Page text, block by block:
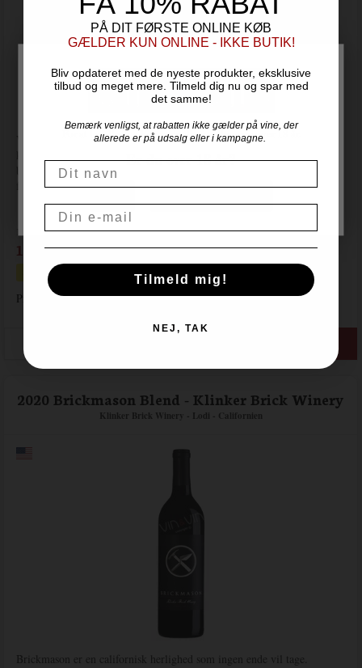
For at handle hos Vinogvin.dk skal du være over 18 år.
Er du over 18 år?
Vinen har en flot klar, intens rød farve, og duften er stor og
blommer, tobak og vanilje. En elegant smag med modne røde
frugter der komplementeres flot af syre der giver vinen karakter.
Pris ved 6 fl.
109,00DKK / fl.
Spar i alt 240,00 DKK
Pris pr. flaske kr. 149,00 DKK
2020 Brickmason Blend - Klinker Brick Winery
Klinker Brick Winery - Lodi - Californien
Brickmason er en californisk herlighed som ingen ende vil tage.
PÅ DIT FØRSTE ONLINE KØB
GÆLDER KUN ONLINE - IKKE BUTIK!
Bliv opdateret med de nyeste produkter, eksklusive
tilbud og meget mere. Tilmeld dig nu og spar med
det samme!
Bemærk venligst, at rabatten ikke gælder på vine, der
allerede er på udsalg eller i kampagne.
Navn
Email
Tilmeld mig!
NEJ, TAK